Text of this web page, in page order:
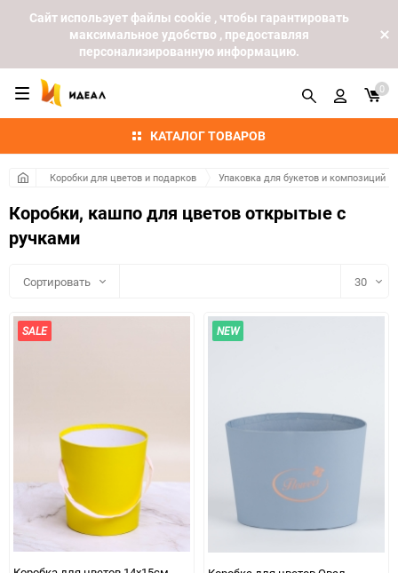
Cайт использует файлы cookie , чтобы гарантировать
максимальное удобство , предоставляя
персонализированную информацию.
КАТАЛОГ ТОВАРОВ
0
Коробки для цветов и подарков Упаковка для букетов и композиций
Коробки, кашпо для цветов открытые с
ручками
Сортировать 30
150
SALE NEW